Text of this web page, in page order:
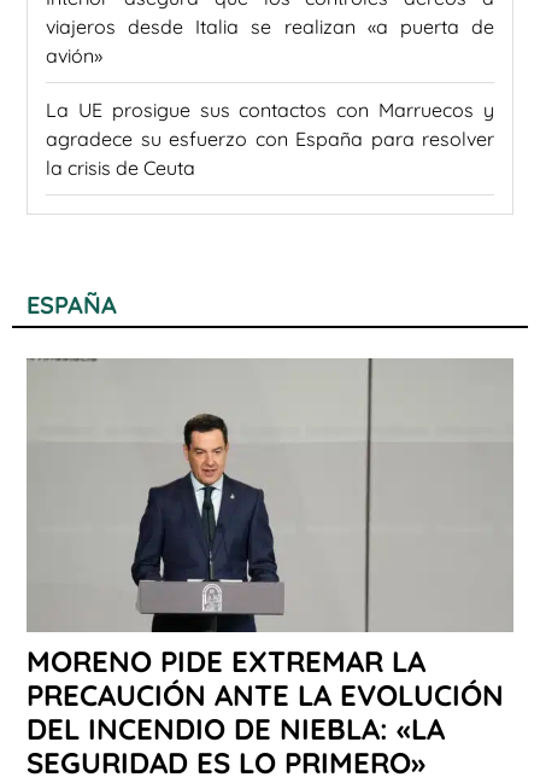
viajeros desde Italia se realizan «a puerta de
avión»
La UE prosigue sus contactos con Marruecos y
agradece su esfuerzo con España para resolver
la crisis de Ceuta
ESPAÑA
MORENO PIDE EXTREMAR LA
PRECAUCIÓN ANTE LA EVOLUCIÓN
DEL INCENDIO DE NIEBLA: «LA
SEGURIDAD ES LO PRIMERO»